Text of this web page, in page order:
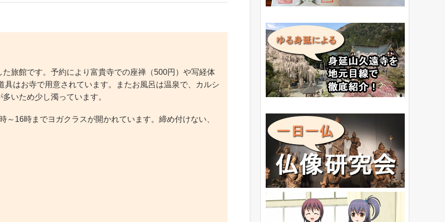
旅館です。予約により富貴寺での座禅（500円）や写経体
はお寺で用意されています。またお風呂は温泉で、カルシ
いため少し濁っています。
16時までヨガクラスが開かれています。締め付けない、